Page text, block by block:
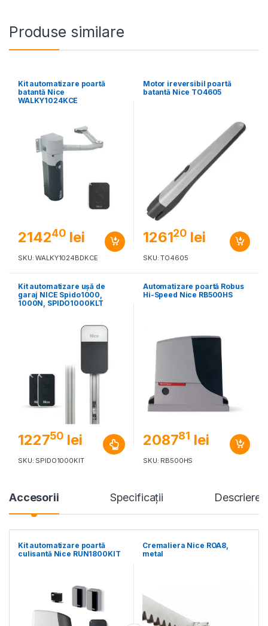
Produse similare
Kit automatizare poartă
batantă Nice
WALKY1024KCE
214240 lei
SKU: WALKY1024BDKCE
Motor ireversibil poartă
batantă Nice TO4605
126120 lei
SKU: TO4605
Kit automatizare ușă de
garaj NICE Spido1000,
1000N, SPIDO1000KLT
122750 lei
SKU: SPIDO1000KIT
Automatizare poartă Robus
Hi-Speed Nice RB500HS
208781 lei
SKU: RB500HS
Accesorii Specificaţii Descriere
Kit automatizare poartă
culisantă Nice RUN1800KIT
Cremaliera Nice ROA8,
metal